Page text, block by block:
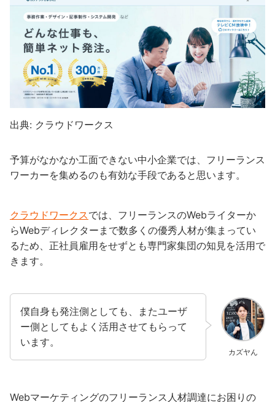
出典: クラウドワークス
予算がなかなか工面できない中小企業では、フリーランス
ワーカーを集めるのも有効な手段であると思います。
クラウドワークスでは、フリーランスのWebライターか
らWebディレクターまで数多くの優秀人材が集まってい
るため、正社員雇用をせずとも専門家集団の知見を活用で
きます。
カズヤん
僕自身も発注側としても、またユーザ
ー側としてもよく活用させてもらって
います。
Webマーケティングのフリーランス人材調達にお困りの